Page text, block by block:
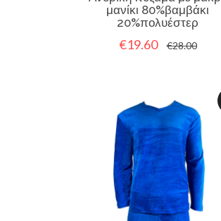
μανίκι 80%βαμβάκι
20%πολυέστερ
€19.60 €28.00